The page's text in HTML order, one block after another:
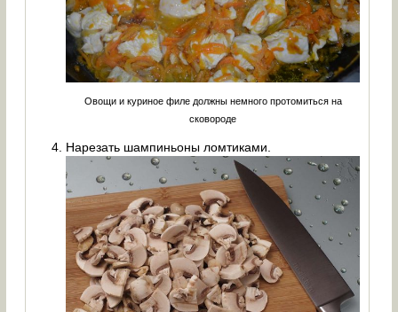
Овощи и куриное филе должны немного протомиться на
сковороде
Нарезать шампиньоны ломтиками.